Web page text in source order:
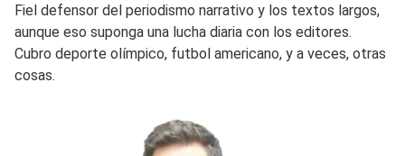
Fiel defensor del periodismo narrativo y los textos largos,
aunque eso suponga una lucha diaria con los editores.
Cubro deporte olímpico, futbol americano, y a veces, otras
cosas.